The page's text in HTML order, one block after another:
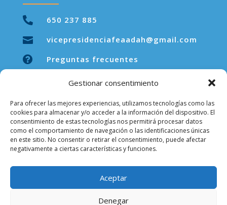
Gestionar consentimiento
Para ofrecer las mejores experiencias, utilizamos tecnologías como las
cookies para almacenar y/o acceder a la información del dispositivo. El
consentimiento de estas tecnologías nos permitirá procesar datos
como el comportamiento de navegación o las identificaciones únicas
en este sitio. No consentir o retirar el consentimiento, puede afectar
negativamente a ciertas características y funciones.
Aceptar
Denegar

650 237 885

vicepresidenciafeaadah@gmail.com
 Preguntas frecuentes
LEGAL
Aviso legal
Política de privacidad